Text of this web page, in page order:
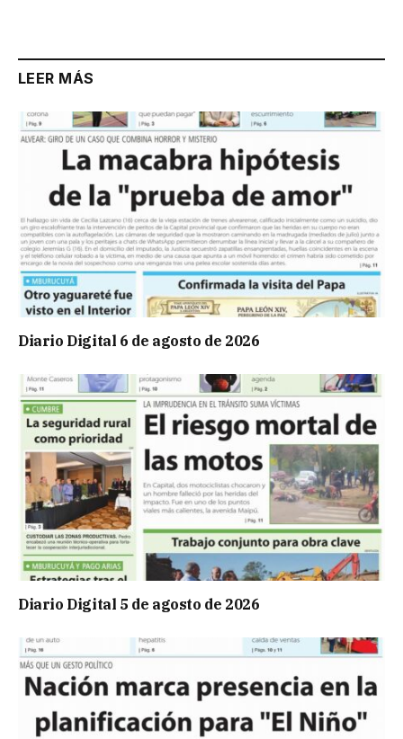
LEER MÁS
Diario Digital 6 de agosto de 2026
Diario Digital 5 de agosto de 2026